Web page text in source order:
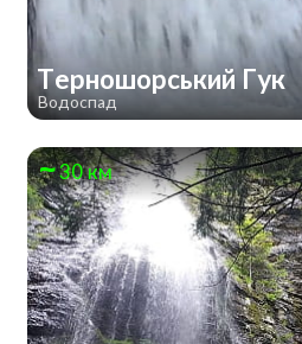
Терношорський Гук
Водоспад
30 км